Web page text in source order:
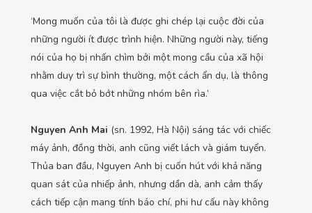
‘Mong muốn của tôi là được ghi chép lại cuộc đời của
những người ít được trình hiện. Những người này, tiếng
nói của họ bị nhấn chìm bởi một mong cầu của xã hội
nhằm duy trì sự bình thường, một cách ẩn dụ, là thông
qua việc cắt bỏ bớt những nhóm bên rìa.’
Nguyen Anh Mai (sn. 1992, Hà Nội) sáng tác với chiếc
máy ảnh, đồng thời, anh cũng viết lách và giám tuyển.
Thủa ban đầu, Nguyen Anh bị cuốn hút với khả năng
quan sát của nhiếp ảnh, nhưng dần dà, anh cảm thấy
cách tiếp cận mang tính báo chí, phi hư cấu này không